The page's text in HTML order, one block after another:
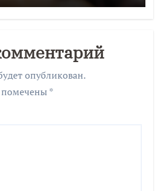
опубликован.
помечены *